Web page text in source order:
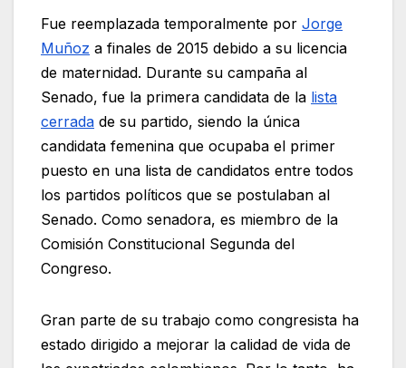
Fue reemplazada temporalmente por Jorge
Muñoz a finales de 2015 debido a su licencia
de maternidad. Durante su campaña al
Senado, fue la primera candidata de la lista
cerrada de su partido, siendo la única
candidata femenina que ocupaba el primer
puesto en una lista de candidatos entre todos
los partidos políticos que se postulaban al
Senado. Como senadora, es miembro de la
Comisión Constitucional Segunda del
Congreso.
Gran parte de su trabajo como congresista ha
estado dirigido a mejorar la calidad de vida de